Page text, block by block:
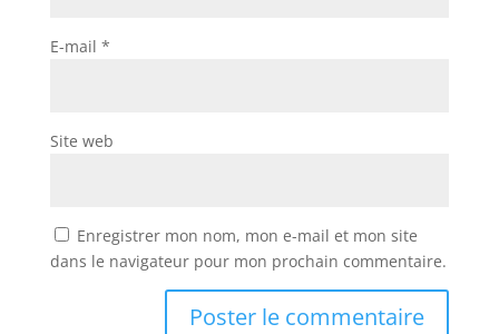
E-mail *
Site web
Enregistrer mon nom, mon e-mail et mon site
dans le navigateur pour mon prochain commentaire.